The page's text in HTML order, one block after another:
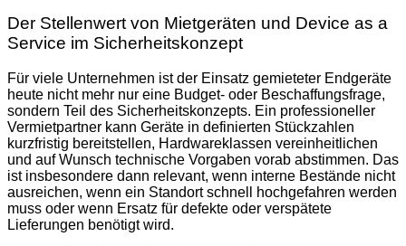
Der Stellenwert von Mietgeräten und Device as a
Service im Sicherheitskonzept
Für viele Unternehmen ist der Einsatz gemieteter Endgeräte
heute nicht mehr nur eine Budget- oder Beschaffungsfrage,
sondern Teil des Sicherheitskonzepts. Ein professioneller
Vermietpartner kann Geräte in definierten Stückzahlen
kurzfristig bereitstellen, Hardwareklassen vereinheitlichen
und auf Wunsch technische Vorgaben vorab abstimmen. Das
ist insbesondere dann relevant, wenn interne Bestände nicht
ausreichen, wenn ein Standort schnell hochgefahren werden
muss oder wenn Ersatz für defekte oder verspätete
Lieferungen benötigt wird.